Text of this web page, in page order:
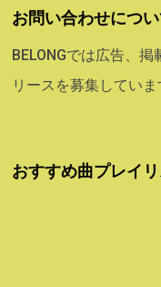
お問い合わせにつ
BELONGでは広告、
リースを募集していま
おすすめ曲プレイリ